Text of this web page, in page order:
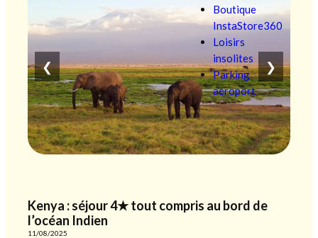
Boutique
InstaStore360
Loisirs
insolites
Parking
aéroport
❮ ❯
Kenya : séjour 4★ tout compris au bord de
l’océan Indien
11/08/2025